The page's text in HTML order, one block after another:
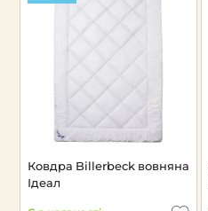
Ковдра Billerbeck вовняна
Ідеал